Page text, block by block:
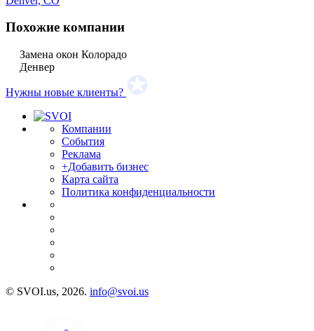
Похожие компании
Замена окон Колорадо
Денвер
Нужны новые клиенты?
Компании
События
Реклама
+Добавить бизнес
Карта сайта
Политика конфиденциальности
© SVOI.us, 2026. info@svoi.us